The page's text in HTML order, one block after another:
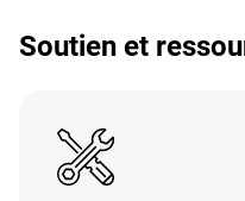
Soutien et